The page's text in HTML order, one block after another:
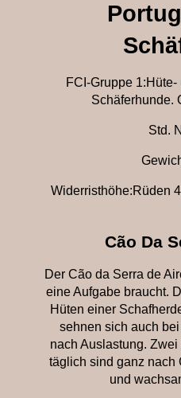
FCI-Gruppe
Schäferhunde.
Std.
Widerristhöhe:Rüden
Cão Da
Der Cão da Serra de
eine Aufgabe braucht.
Hüten einer
sehnen sich auch
nach Auslastung.
täglich sind ganz nach
und